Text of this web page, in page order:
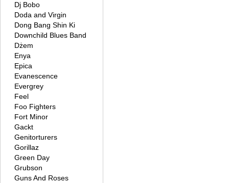
Dj Bobo
Doda and Virgin
Dong Bang Shin Ki
Downchild Blues Band
Dżem
Enya
Epica
Evanescence
Evergrey
Feel
Foo Fighters
Fort Minor
Gackt
Genitorturers
Gorillaz
Green Day
Grubson
Guns And Roses